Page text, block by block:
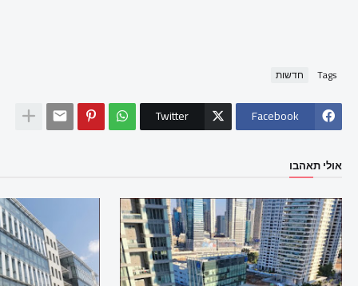
Tags חדשות
Facebook
Twitter
אולי תאהבו